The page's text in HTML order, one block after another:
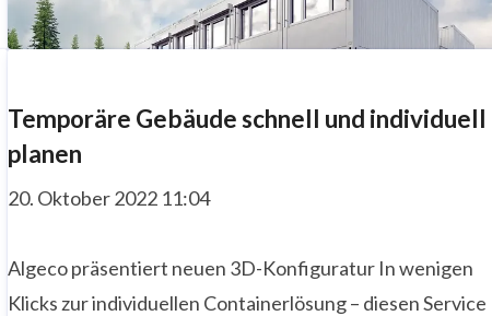
Temporäre Gebäude schnell und individuell
planen
20. Oktober 2022 11:04
Algeco präsentiert neuen 3D-Konfiguratur In wenigen
Klicks zur individuellen Containerlösung – diesen Service